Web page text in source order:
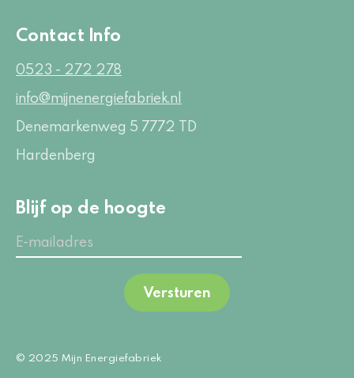
Contact Info
0523 - 272 278
info@mijnenergiefabriek.nl
Denemarkenweg 5 7772 TD
Hardenberg
Blijf op de hoogte
Versturen
© 2025 Mijn Energiefabriek